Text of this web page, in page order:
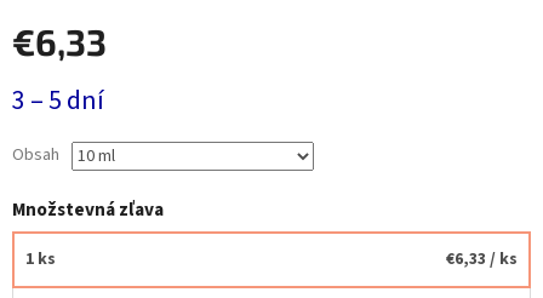
€6,33
cena:
3 – 5 dní
Obsah
Množstevná zľava
1 ks €6,33 / ks